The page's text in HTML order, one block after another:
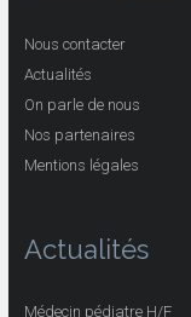
Nous contacter
Actualités
On parle de nous
Nos partenaires
Mentions légales
Actualités
Médecin pédiatre H/F